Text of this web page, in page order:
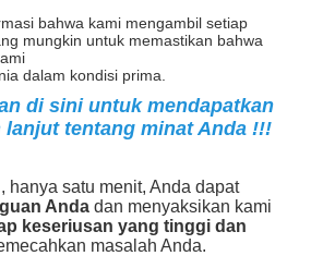
bahwa kami mengambil setiap
mungkin untuk memastikan bahwa
dalam kondisi prima.
di sini untuk mendapatkan
tentang minat Anda !!!
, hanya satu menit, Anda dapat
Anda dan menyaksikan kami
keseriusan yang tinggi dan
masalah Anda.